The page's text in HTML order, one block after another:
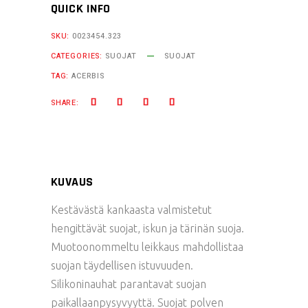
QUICK INFO
SKU: 0023454.323
CATEGORIES: SUOJAT
SUOJAT
TAG:ACERBIS
SHARE:
KUVAUS
Kestävästä kankaasta valmistetut
hengittävät suojat, iskun ja tärinän suoja.
Muotoonommeltu leikkaus mahdollistaa
suojan täydellisen istuvuuden.
Silikoninauhat parantavat suojan
paikallaanpysyvyyttä. Suojat polven